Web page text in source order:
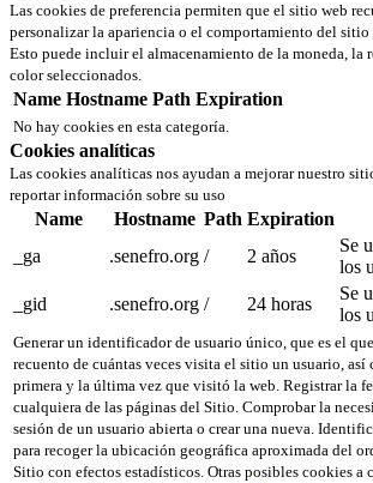
Las cookies de preferencia permiten que el sitio web
personalizar la apariencia o el comportamiento del sitio
Esto puede incluir el almacenamiento de la moneda, la
color seleccionados.
Name Hostname Path Expiration
No hay cookies en esta categoría.
Cookies analíticas
Las cookies analíticas nos ayudan a mejorar nuestro
reportar información sobre su uso
Name Hostname Path Expiration
_ga
.senefro.org / 2 años
Se
los
_gid
.senefro.org / 24 horas
Se
los
Generar un identificador de usuario único, que es el
recuento de cuántas veces visita el sitio un usuario, así
primera y la última vez que visitó la web. Registrar la
cualquiera de las páginas del Sitio. Comprobar la
sesión de un usuario abierta o crear una nueva.
para recoger la ubicación geográfica aproximada del
Sitio con efectos estadísticos. Otras posibles cookies a